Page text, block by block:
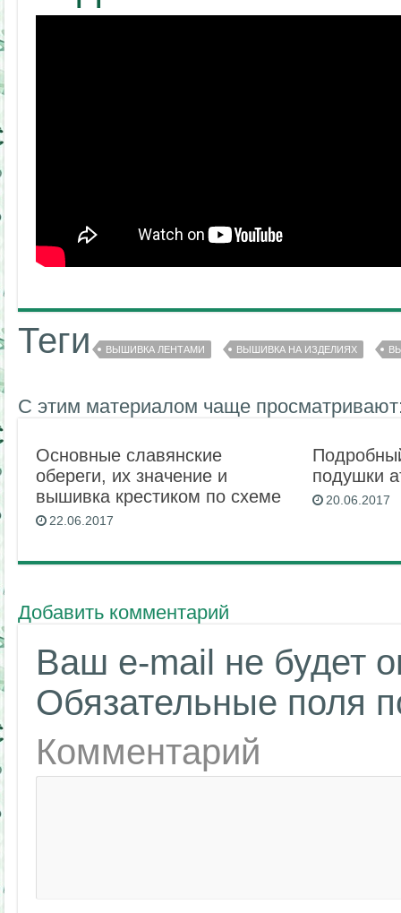
Теги ВЫШИВКА ЛЕНТАМИ ВЫШИВКА НА ИЗДЕЛИЯХ
С этим материалом чаще
Основные славянские
обереги, их значение и
вышивка крестиком по схеме
22.06.2017
подушки
20.06.2017
Добавить комментарий
Ваш e-mail не будет
Обязательные поля
Комментарий